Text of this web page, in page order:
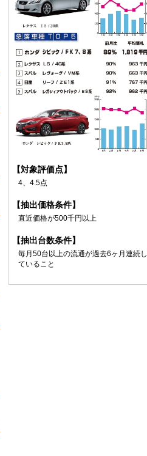
【対象評価点】
4、4.5点
【抽出価格条件】
直近価格が500千円以上
【抽出台数条件】
毎月50台以上の流通が過去6ヶ月連続し
ていること